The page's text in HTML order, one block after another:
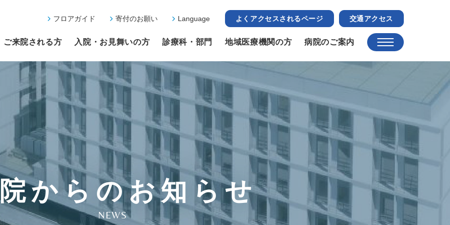
フロアガイド 寄付のお願い Language よくアクセスされるページ 交通アクセス
ご来院される方 入院・お見舞いの方 診療科・部門 地域医療機関の方 病院のご案内
からのお知らせ
NEWS